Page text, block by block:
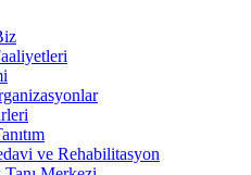
ve Rehabilitasyon